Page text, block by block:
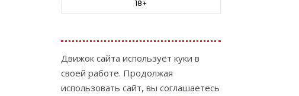
18+
Движок сайта использует куки в
своей работе. Продолжая
использовать сайт, вы соглашаетесь